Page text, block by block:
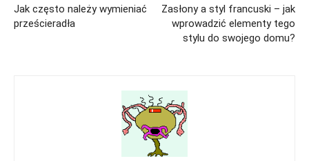
Jak często należy wymieniać
prześcieradła
Zasłony a styl francuski – jak
wprowadzić elementy tego
stylu do swojego domu?